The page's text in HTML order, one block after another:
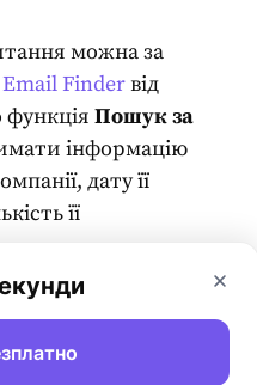
можна за
Email Finderвід
Пошук за
інформацію
дату її
її